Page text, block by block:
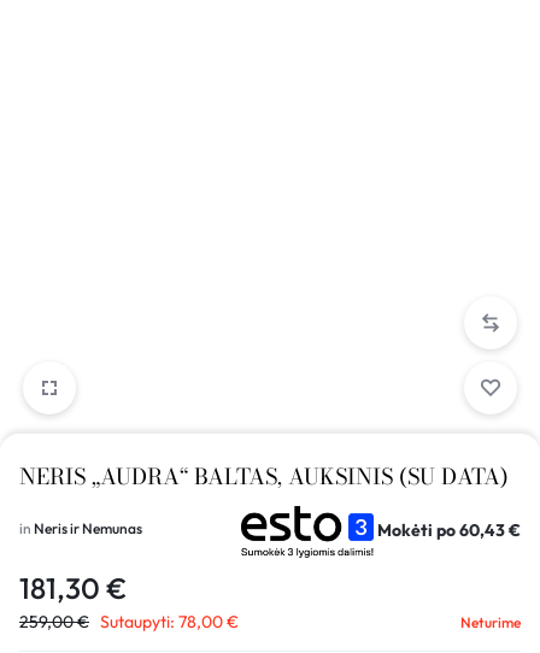
NERIS „AUDRA“ BALTAS, AUKSINIS (SU DATA)
in Neris ir Nemunas Mokėti po60,43€
181,30 €
259,00€ Sutaupyti: 78,00€ Neturime